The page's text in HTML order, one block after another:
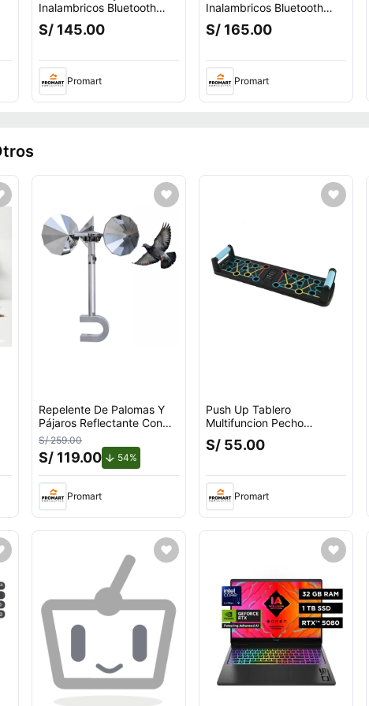
Inalambricos Bluetooth
WH-CH520 Amarillo
S/ 145.00
Promart
Inalambricos Bluetooth
Midnight Black
S/ 165.00
Promart
Repelente De Palomas Y
Pájaros Reflectante Con
Giro Por Viento Para
Exteriores Con Soporte en
U
S/ 259.00
S/ 119.00 54%
Promart
Push Up Tablero
Multifuncion Pecho
Espalda Hombros Triceps
S/ 55.00
Promart